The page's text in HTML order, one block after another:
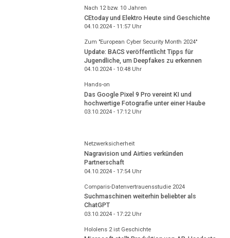
Nach 12 bzw. 10 Jahren
CEtoday und Elektro Heute sind Geschichte
04.10.2024 - 11:57Uhr
Zum "European Cyber Security Month 2024"
Update: BACS veröffentlicht Tipps für
Jugendliche, um Deepfakes zu erkennen
04.10.2024 - 10:48Uhr
Hands-on
Das Google Pixel 9 Pro vereint KI und
hochwertige Fotografie unter einer Haube
03.10.2024 - 17:12Uhr
Netzwerksicherheit
Nagravision und Airties verkünden
Partnerschaft
04.10.2024 - 17:54Uhr
Comparis-Datenvertrauensstudie 2024
Suchmaschinen weiterhin beliebter als
ChatGPT
03.10.2024 - 17:22Uhr
Hololens 2 ist Geschichte